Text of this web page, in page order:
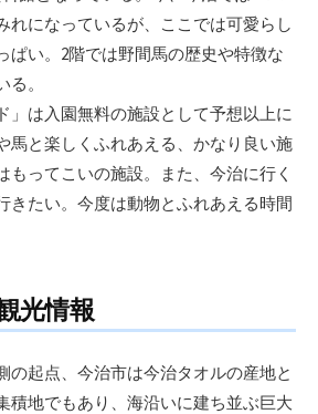
れになっているが、ここでは可愛らし
ぱい。2階では野間馬の歴史や特徴な
。
」は入園無料の施設として予想以上に
馬と楽しくふれあえる、かなり良い施
もってこいの施設。また、今治に行く
きたい。今度は動物とふれあえる時間
光情報
の起点、今治市は今治タオルの産地と
積地でもあり、海沿いに建ち並ぶ巨大